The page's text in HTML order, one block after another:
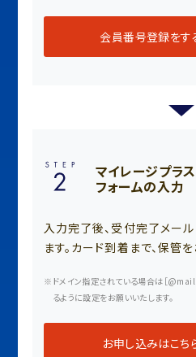
会員番号登録をす
マイレージプラ
フォームの入力
入力完了後、受付完了メール
ます。カード到着まで、保管
ドメイン指定されている場合は［
るように設定をお願いいたします。
お申し込みはこち